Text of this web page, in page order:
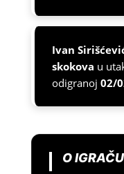
Ivan
skokova u
odigranoj 02/
O IGRAČU